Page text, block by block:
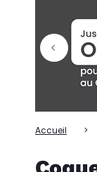
Accueil